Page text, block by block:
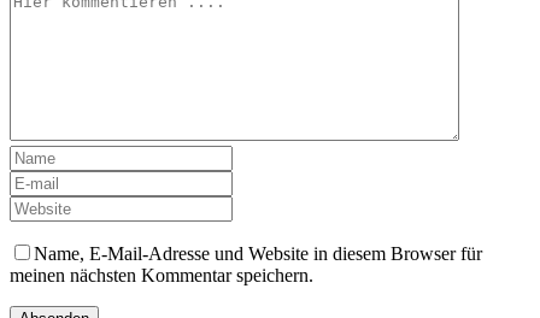
Name, E-Mail-Adresse und Website in diesem Browser für
meinen nächsten Kommentar speichern.